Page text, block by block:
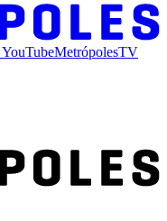
YouTubeMetrópolesTV